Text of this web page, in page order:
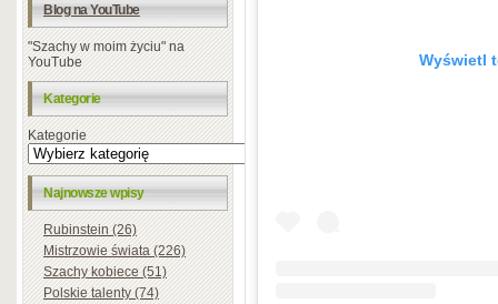
Blog na YouTube
"Szachy w moim życiu" na
YouTube
Kategorie
Kategorie
Najnowsze wpisy
Rubinstein (26)
Mistrzowie świata (226)
Szachy kobiece (51)
Polskie talenty (74)
Wyświetl